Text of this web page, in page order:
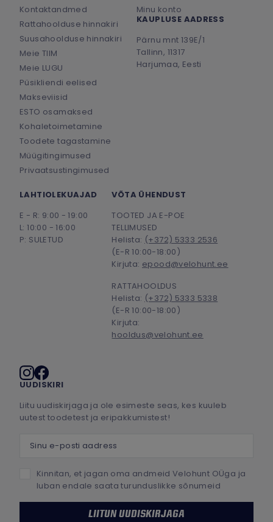
Kontaktandmed
Rattahoolduse hinnakiri
Suusahoolduse hinnakiri
Meie TIIM
Meie LUGU
Püsikliendi eelised
Makseviisid
ESTO osamaksed
Kohaletoimetamine
Toodete tagastamine
Müügitingimused
Privaatsustingimused
Minu konto
KAUPLUSE AADRESS
Pärnu mnt 139E/1
Tallinn, 11317
Harjumaa, Eesti
LAHTIOLEKUAJAD
E - R: 9:00 - 19:00
L: 10:00 - 16:00
P: SULETUD
VÕTA ÜHENDUST
TOOTED JA E-POE
TELLIMUSED
Helista: (+372) 5333 2536
(E-R 10:00-18:00)
Kirjuta: epood@velohunt.ee
RATTAHOOLDUS
Helista: (+372) 5333 5338
(E-R 10:00-18:00)
Kirjuta:
hooldus@velohunt.ee
Sotsiaalmeedia
UUDISKIRI
Liitu uudiskirjaga ja ole esimeste seas, kes kuuleb
uutest toodetest ja eripakkumistest!
Kinnitan, et jagan oma andmeid Velohunt OÜga ja
luban endale saata turunduslikke sõnumeid
LIITUN UUDISKIRJAGA